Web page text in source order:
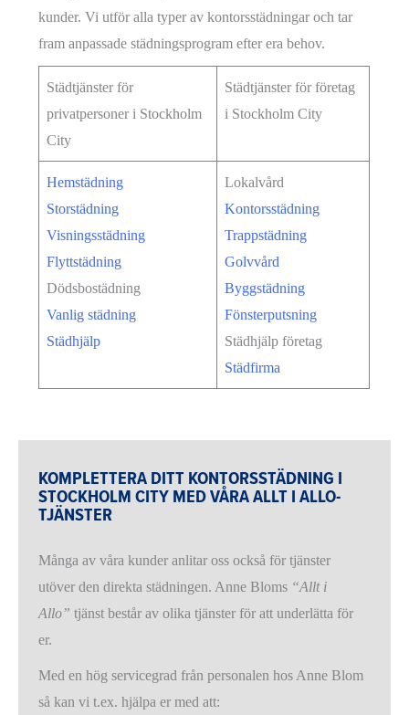
kunder. Vi utför alla typer av kontorsstädningar och tar
fram anpassade städningsprogram efter era behov.
Städtjänster för
privatpersoner i Stockholm
City
Städtjänster för företag
i Stockholm City
Hemstädning
Storstädning
Visningsstädning
Flyttstädning
Dödsbostädning
Vanlig städning
Städhjälp
Lokalvård
Kontorsstädning
Trappstädning
Golvvård
Byggstädning
Fönsterputsning
Städhjälp företag
Städfirma
KOMPLETTERA DITT KONTORSSTÄDNING I
STOCKHOLM CITY MED VÅRA ALLT I ALLO-
TJÄNSTER
Många av våra kunder anlitar oss också för tjänster
utöver den direkta städningen. Anne Bloms “Allt i
Allo” tjänst består av olika tjänster för att underlätta för
er.
Med en hög servicegrad från personalen hos Anne Blom
så kan vi t.ex. hjälpa er med att: